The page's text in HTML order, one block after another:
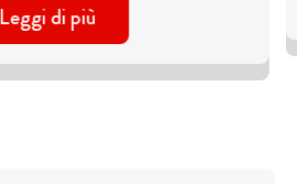
Leggi di più